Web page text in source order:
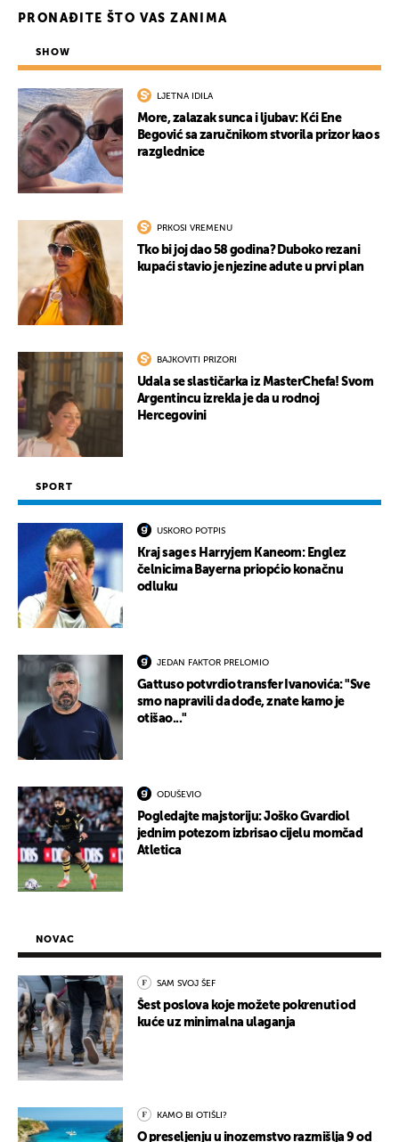
PRONAĐITE ŠTO VAS ZANIMA
SHOW
LJETNA IDILA
More, zalazak sunca i ljubav: Kći Ene
Begović sa zaručnikom stvorila prizor kao s
razglednice
PRKOSI VREMENU
Tko bi joj dao 58 godina? Duboko rezani
kupaći stavio je njezine adute u prvi plan
BAJKOVITI PRIZORI
Udala se slastičarka iz MasterChefa! Svom
Argentincu izrekla je da u rodnoj
Hercegovini
SPORT
USKORO POTPIS
Kraj sage s Harryjem Kaneom: Englez
čelnicima Bayerna priopćio konačnu
odluku
JEDAN FAKTOR PRELOMIO
Gattuso potvrdio transfer Ivanovića: "Sve
smo napravili da dođe, znate kamo je
otišao..."
ODUŠEVIO
Pogledajte majstoriju: Joško Gvardiol
jednim potezom izbrisao cijelu momčad
Atletica
NOVAC
SAM SVOJ ŠEF
Šest poslova koje možete pokrenuti od
kuće uz minimalna ulaganja
KAMO BI OTIŠLI?
O preseljenju u inozemstvo razmišlja 9 od